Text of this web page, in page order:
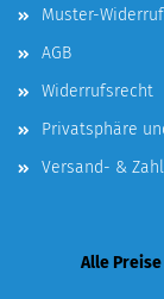
Muster-
AGB
Widerrufsrecht
Privatsphäre
Versand- &
Alle